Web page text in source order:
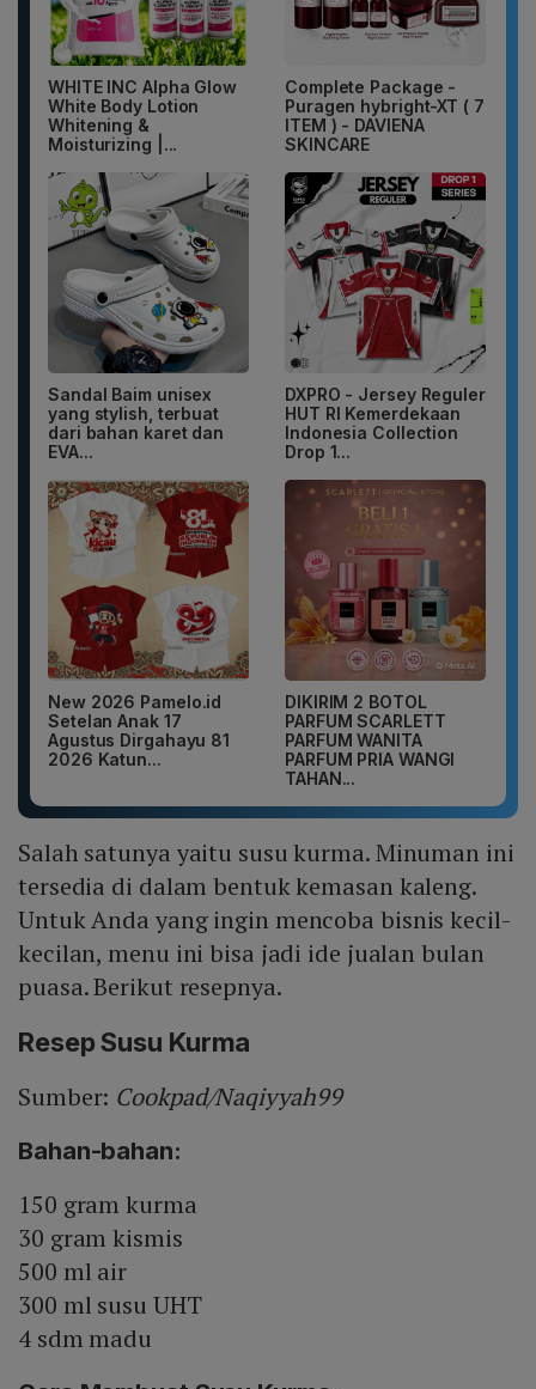
WHITE INC Alpha Glow
White Body Lotion
Whitening &
Moisturizing |...
Complete Package -
Puragen hybright-XT ( 7
ITEM ) - DAVIENA
SKINCARE
Sandal Baim unisex
yang stylish, terbuat
dari bahan karet dan
EVA...
DXPRO - Jersey Reguler
HUT RI Kemerdekaan
Indonesia Collection
Drop 1...
New 2026 Pamelo.id
Setelan Anak 17
Agustus Dirgahayu 81
2026 Katun...
DIKIRIM 2 BOTOL
PARFUM SCARLETT
PARFUM WANITA
PARFUM PRIA WANGI
TAHAN...
Salah satunya yaitu susu kurma. Minuman ini
tersedia di dalam bentuk kemasan kaleng.
Untuk Anda yang ingin mencoba bisnis kecil-
kecilan, menu ini bisa jadi ide jualan bulan
puasa. Berikut resepnya.
Resep Susu Kurma
Sumber: Cookpad/Naqiyyah99
Bahan-bahan:
150 gram kurma
30 gram kismis
500 ml air
300 ml susu UHT
4 sdm madu